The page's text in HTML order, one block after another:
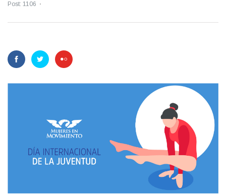
Post: 1106